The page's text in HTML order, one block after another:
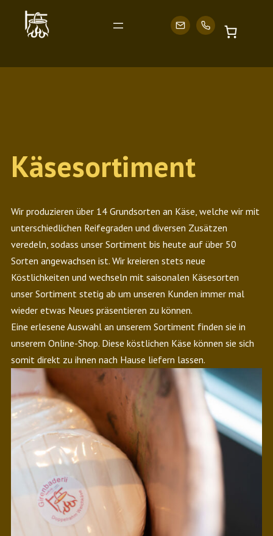
springen
Käsesortiment
Wir produzieren über 14 Grundsorten an Käse, welche wir mit
unterschiedlichen Reifegraden und diversen Zusätzen
veredeln, sodass unser Sortiment bis heute auf über 50
Sorten angewachsen ist. Wir kreieren stets neue
Köstlichkeiten und wechseln mit saisonalen Käsesorten
unser Sortiment stetig ab um unseren Kunden immer mal
wieder etwas Neues präsentieren zu können.
Eine erlesene Auswahl an unserem Sortiment finden sie in
unserem Online-Shop. Diese köstlichen Käse können sie sich
somit direkt zu ihnen nach Hause liefern lassen.